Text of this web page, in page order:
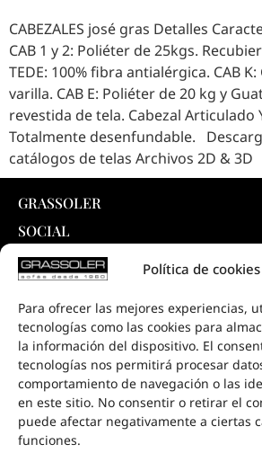
Política de cookies
Para ofrecer las mejores experiencias,
tecnologías como las cookies para
la información del dispositivo. El
tecnologías nos permitirá procesar
comportamiento de navegación o las
en este sitio. No consentir o retirar el
puede afectar negativamente a ciertas
funciones.
CABEZALES josé gras Detalles
CAB 1 y 2: Poliéter de 25kgs.
TEDE: 100% fibra antialérgica. CAB
varilla. CAB E: Poliéter de 20 kg y
revestida de tela. Cabezal Articulado
Totalmente desenfundable.
catálogos de telas Archivos 2D & 3D
GRASSOLER
SOCIAL
INTELLIGENT SYSTEM ®
PRODUCTOS
COLECCIONES
DESCARGAS
PROYECTOS
PUNTOS DE VENTA
CONTACTO